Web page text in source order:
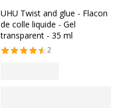
UHU Twist and glue - Flacon
de colle liquide - Gel
transparent - 35 ml
2